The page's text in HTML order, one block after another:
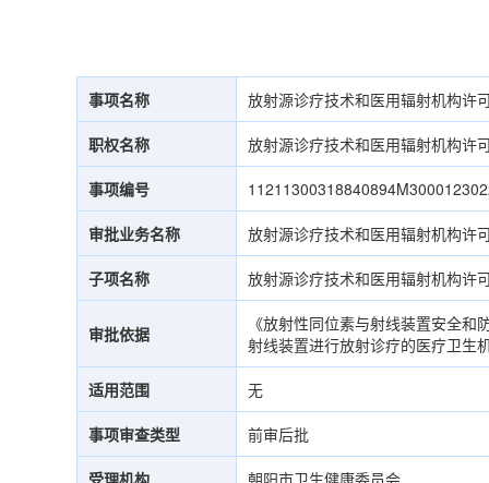
事项名称 放射源诊疗技术和医用辐射机构许
职权名称 放射源诊疗技术和医用辐射机构许
事项编号
审批业务名称 放射源诊疗技术和医用辐射机构许
子项名称 放射源诊疗技术和医用辐射机构许
审批依据
《放射性同位素与射线装置安全
射线装置进行放射诊疗的医疗卫生
适用范围 无
事项审查类型 前审后批
受理机构 朝阳市卫生健康委员会